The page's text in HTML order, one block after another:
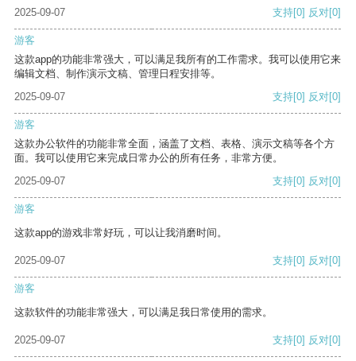
2025-09-07 支持[0] 反对[0]
游客
这款app的功能非常强大，可以满足我所有的工作需求。我可以使用它来
编辑文档、制作演示文稿、管理日程安排等。
2025-09-07
支持[0] 反对[0]
游客
这款办公软件的功能非常全面，涵盖了文档、表格、演示文稿等各个方
面。我可以使用它来完成日常办公的所有任务，非常方便。
2025-09-07
支持[0] 反对[0]
游客
这款app的游戏非常好玩，可以让我消磨时间。
2025-09-07 支持[0] 反对[0]
游客
这款软件的功能非常强大，可以满足我日常使用的需求。
2025-09-07 支持[0] 反对[0]